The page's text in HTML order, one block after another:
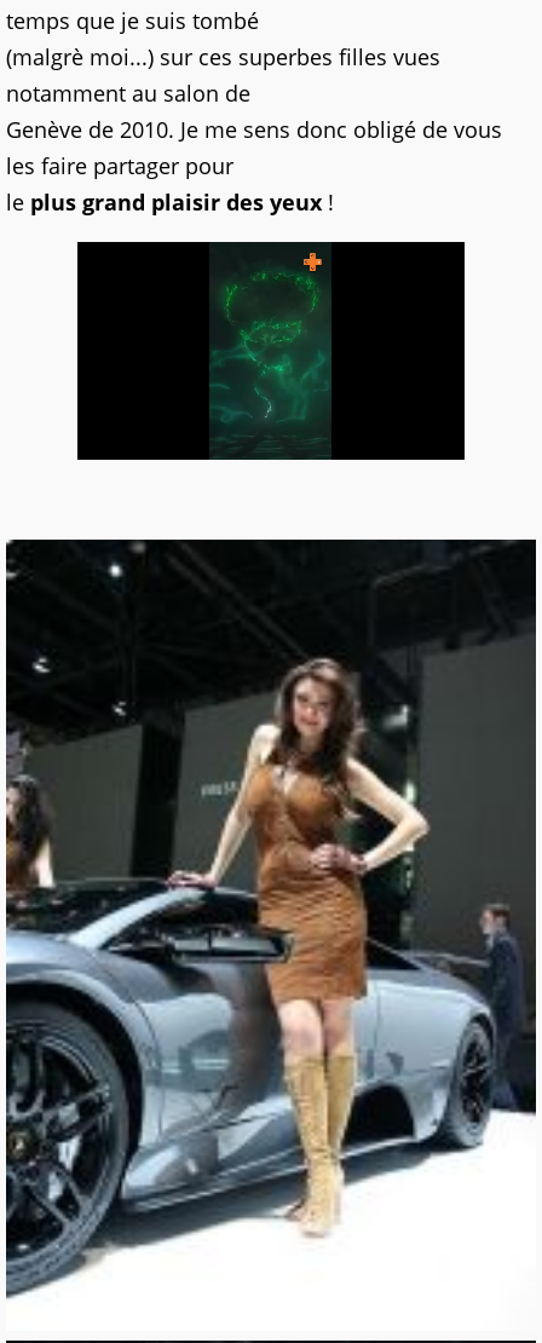
temps que je suis tombé
(malgrè moi...) sur ces superbes filles vues
notamment au salon de
Genève de 2010. Je me sens donc obligé de vous
les faire partager pour
le plus grand plaisir des yeux !